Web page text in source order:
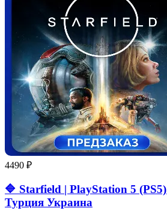
4490 ₽
🔷 Starfield | PlayStation 5
Турция Украина